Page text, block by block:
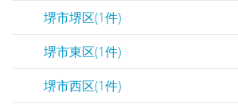
堺市堺区(1件)
堺市東区(1件)
堺市西区(1件)